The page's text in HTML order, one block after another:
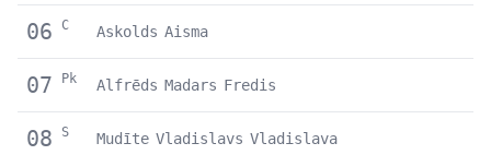
06 C Askolds Aisma
07 Pk Alfrēds Madars Fredis
08 S Mudīte Vladislavs Vladislava